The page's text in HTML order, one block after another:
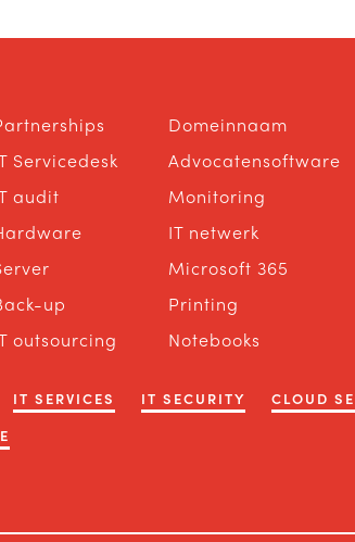
Servicedesk
audit
up
outsourcing
Domeinnaam
Advocatensoftware
Monitoring
IT netwerk
Microsoft 365
Printing
Notebooks
IT SERVICES IT SECURITY
CLOUD